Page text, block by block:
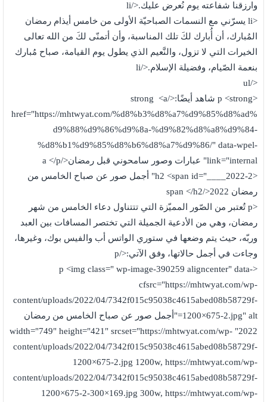
وارزقنا شفاعته يوم نُعرض عليك.</li
<li يسرّني مع النسمات الصباحيّة الأولى من خامس أيذام رمضان
المُبارك، أن أُبارك لكَ تلك المناسبة، وأن أتمنّى لكَ من الله تعالى
الخيرات التي لا تزول، والنَّعيم الذي يطول يوم القيامة، صباح مُبارك
بنعمة الصّيام، وفضيلة الإسلام.</li
</ul
<p <strong شاهد أيضًا:</strong <a
href="https://mhtwyat.com/%d8%b3%d8%a7%d9%85%d8%ad%
d9%88%d9%86%d9%8a-%d9%82%d8%a8%d9%84-
%d8%b1%d9%85%d8%b6%d8%a7%d9%86/" data-wpel-
link="internal" عبارات وصور سامحوني قبل رمضان</a </p
<h2 <span id="____2022-2" أجمل صور عن صباح الخامس من
رمضان 2022</span </h2
<p تُعتبر من الصّور المميّزة التي تتتناول دعاء الخامس من شهر
رمضان، وهي من الأدعية الجميلة التي تختصر المسافات بين العبد
وربّه، حيث يتم وضعها في ستوري الواتس أب والفيس بوك، وغيرها،
وجاءت في أجمل حالاتها، وفق الآتي:</p
<p <img class=" wp-image-390259 aligncenter" data-
cfsrc="https://mhtwyat.com/wp-
content/uploads/2022/04/7342f015c95038c4615abed08b58729f-
1200×675-2.jpg" alt="أجمل صور عن صباح الخامس من رمضان
2022" width="749" height="421" srcset="https://mhtwyat.com/wp-
content/uploads/2022/04/7342f015c95038c4615abed08b58729f-
1200×675-2.jpg 1200w, https://mhtwyat.com/wp-
content/uploads/2022/04/7342f015c95038c4615abed08b58729f-
1200×675-2-300×169.jpg 300w, https://mhtwyat.com/wp-